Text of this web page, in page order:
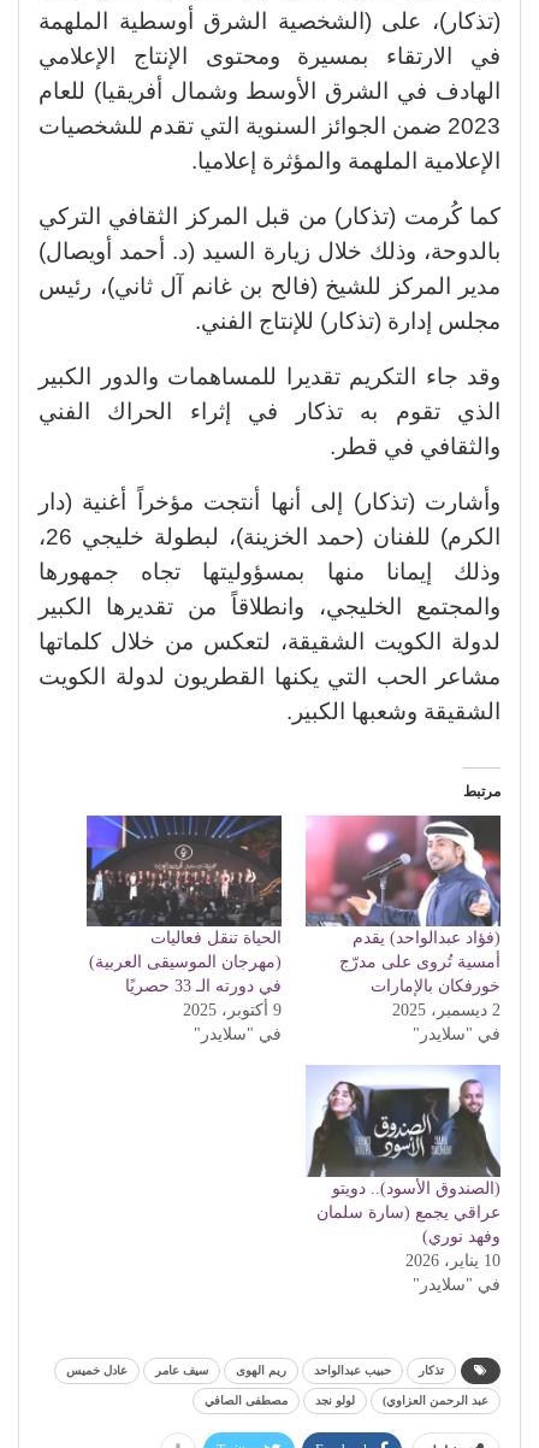
(تذكار)، على (الشخصية الشرق أوسطية الملهمة
في الارتقاء بمسيرة ومحتوى الإنتاج الإعلامي
الهادف في الشرق الأوسط وشمال أفريقيا) للعام
2023 ضمن الجوائز السنوية التي تقدم للشخصيات
الإعلامية الملهمة والمؤثرة إعلاميا.
كما كُرمت (تذكار) من قبل المركز الثقافي التركي
بالدوحة، وذلك خلال زيارة السيد (د. أحمد أويصال)
مدير المركز للشيخ (فالح بن غانم آل ثاني)، رئيس
مجلس إدارة (تذكار) للإنتاج الفني.
وقد جاء التكريم تقديرا للمساهمات والدور الكبير
الذي تقوم به تذكار في إثراء الحراك الفني
والثقافي في قطر.
وأشارت (تذكار) إلى أنها أنتجت مؤخراً أغنية (دار
الكرم) للفنان (حمد الخزينة)، لبطولة خليجي 26،
وذلك إيمانا منها بمسؤوليتها تجاه جمهورها
والمجتمع الخليجي، وانطلاقاً من تقديرها الكبير
لدولة الكويت الشقيقة، لتعكس من خلال كلماتها
مشاعر الحب التي يكنها القطريون لدولة الكويت
الشقيقة وشعبها الكبير.
مرتبط
(فؤاد عبدالواحد) يقدم
أمسية تُروى على مدرّج
خورفكان بالإمارات
2 ديسمبر، 2025
في "سلايدر"
الحياة تنقل فعاليات
(مهرجان الموسيقى العربية)
في دورته الـ 33 حصريًا
9 أكتوبر، 2025
في "سلايدر"
(الصندوق الأسود).. دويتو
عراقي يجمع (سارة سلمان
وفهد نوري)
10 يناير، 2026
في "سلايدر"
تذكار حبيب عبدالواحد ريم الهوى سيف عامر عادل خميس
عبد الرحمن العزاوي) لولو نجد مصطفى الصافي